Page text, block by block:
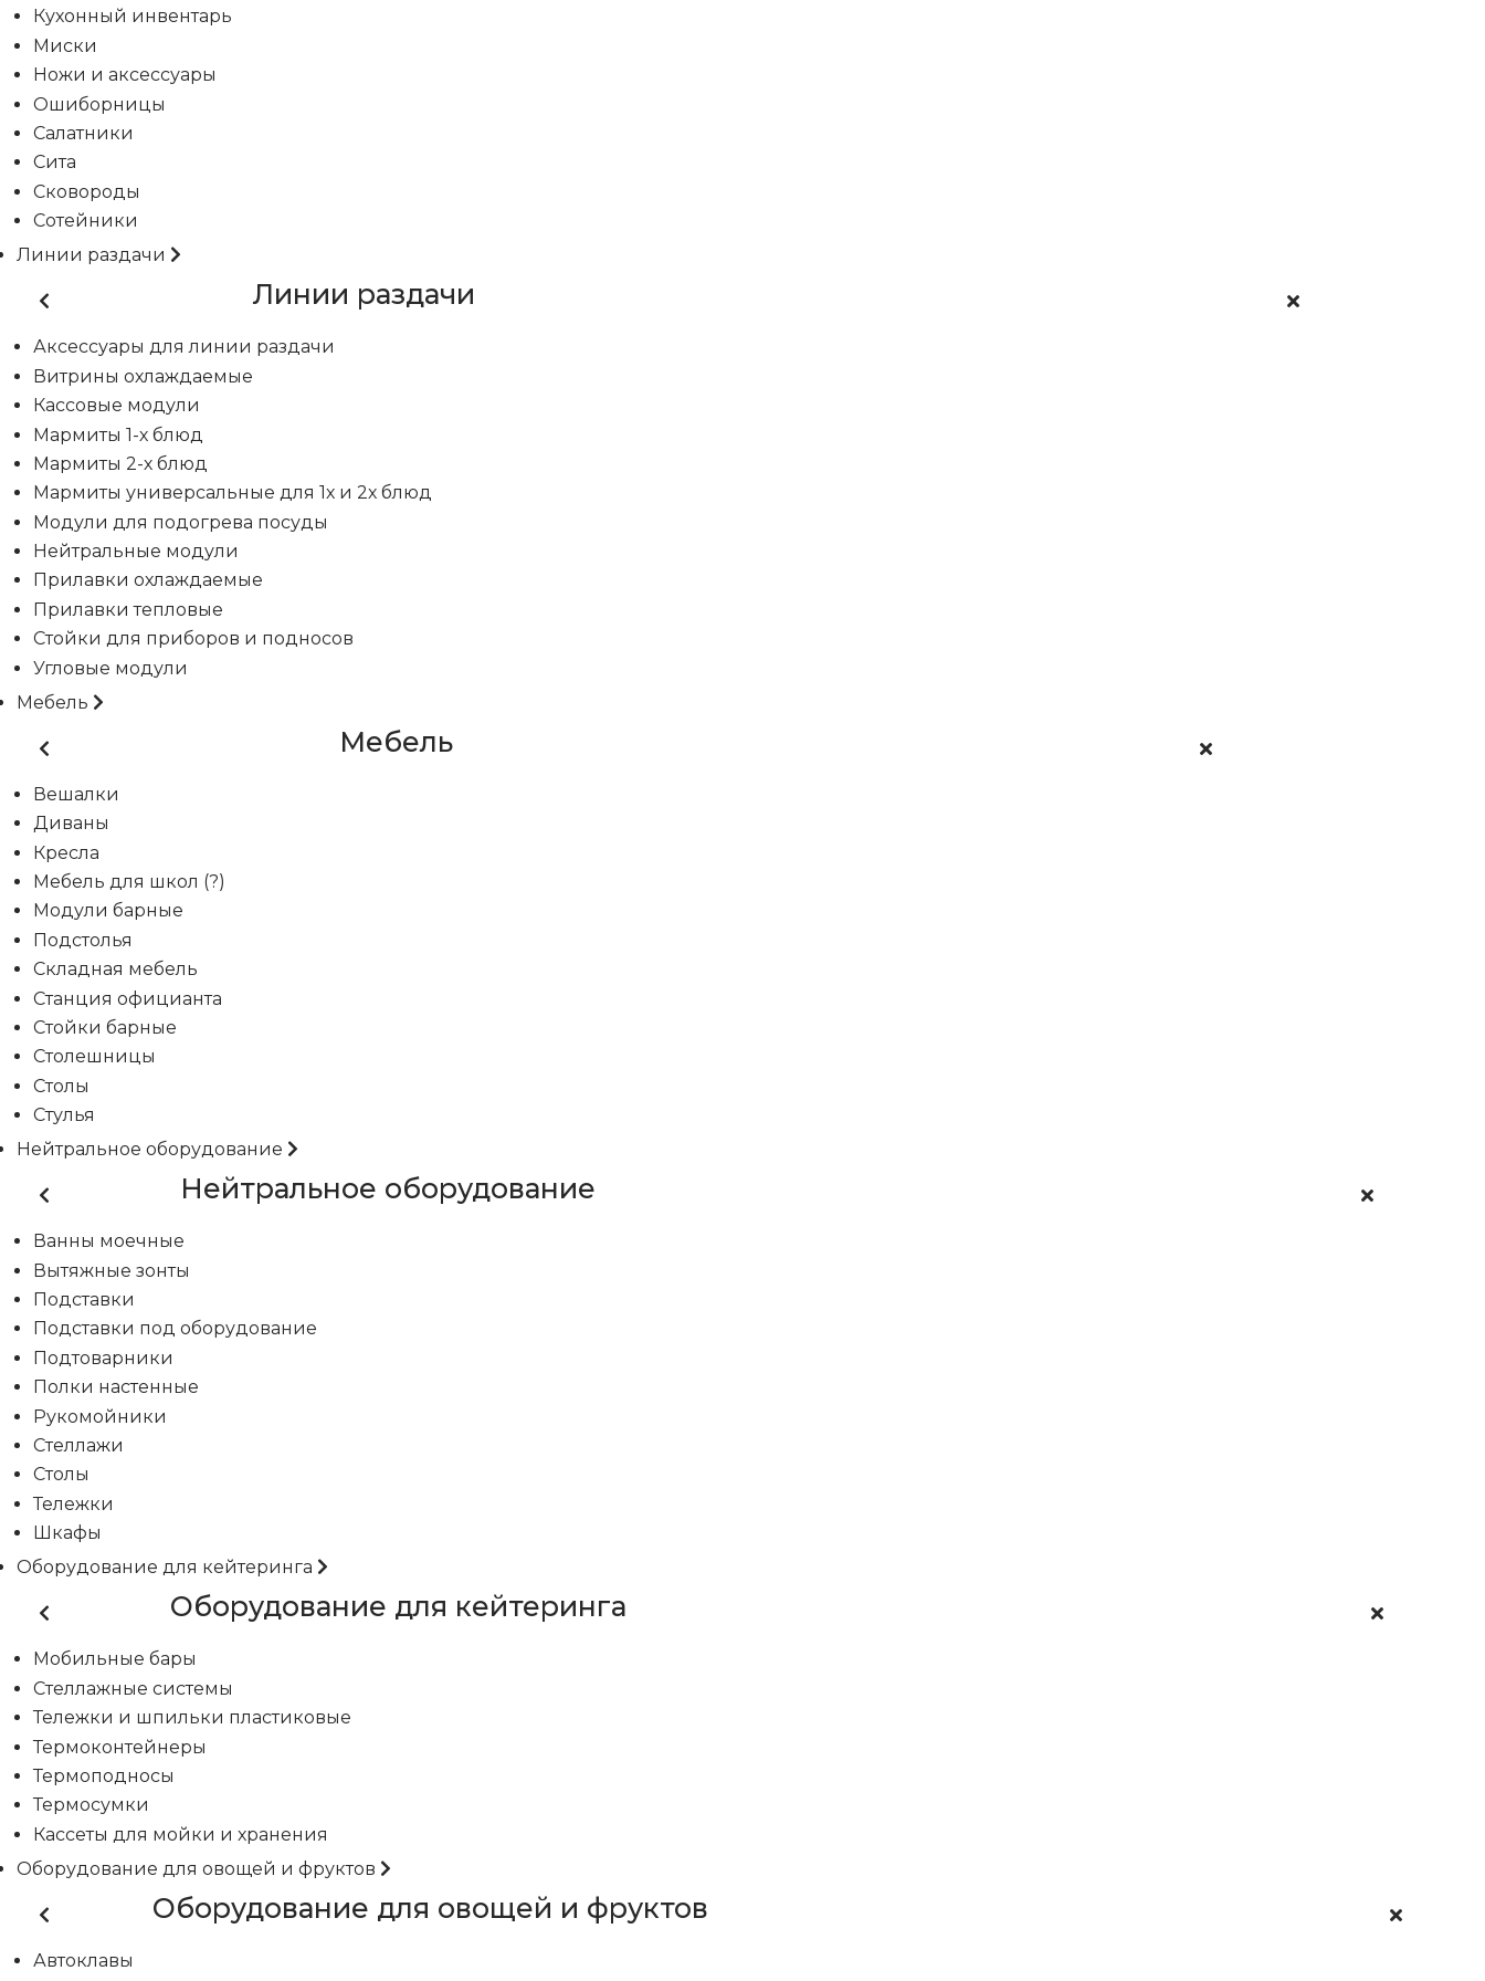
Кухонный инвентарь
Миски
Ножи и аксессуары
Ошиборницы
Салатники
Сита
Сковороды
Сотейники
Линии раздачи
Линии раздачи
Аксессуары для линии раздачи
Витрины охлаждаемые
Кассовые модули
Мармиты 1-х блюд
Мармиты 2-х блюд
Мармиты универсальные для 1х и 2х блюд
Модули для подогрева посуды
Нейтральные модули
Прилавки охлаждаемые
Прилавки тепловые
Стойки для приборов и подносов
Угловые модули
Мебель
Мебель
Вешалки
Диваны
Кресла
Мебель для школ (?)
Модули барные
Подстолья
Складная мебель
Станция официанта
Стойки барные
Столешницы
Столы
Стулья
Нейтральное оборудование
Нейтральное оборудование
Ванны моечные
Вытяжные зонты
Подставки
Подставки под оборудование
Подтоварники
Полки настенные
Рукомойники
Стеллажи
Столы
Тележки
Шкафы
Оборудование для кейтеринга
Оборудование для кейтеринга
Мобильные бары
Стеллажные системы
Тележки и шпильки пластиковые
Термоконтейнеры
Термоподносы
Термосумки
Кассеты для мойки и хранения
Оборудование для овощей и фруктов
Оборудование для овощей и фруктов
Автоклавы